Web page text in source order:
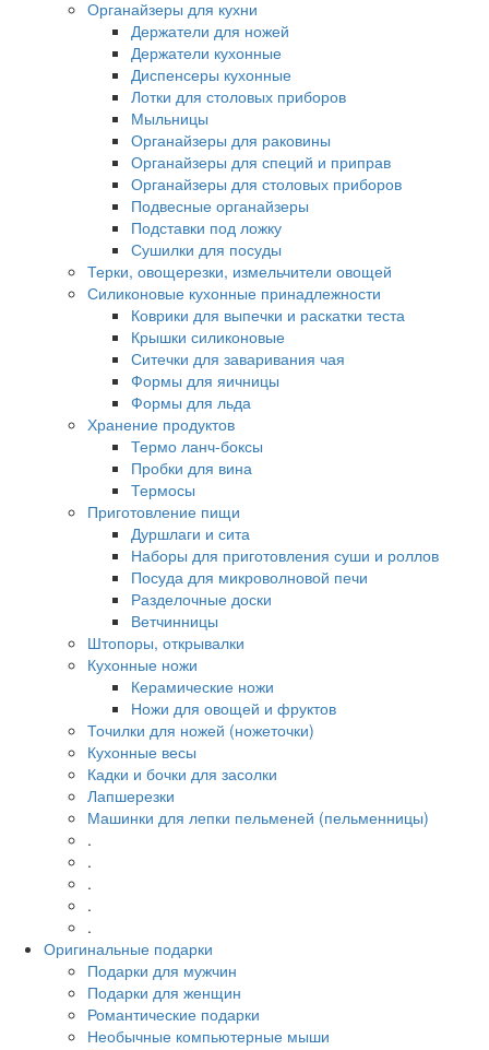
Органайзеры для кухни
Держатели для ножей
Держатели кухонные
Диспенсеры кухонные
Лотки для столовых приборов
Мыльницы
Органайзеры для раковины
Органайзеры для специй и приправ
Органайзеры для столовых приборов
Подвесные органайзеры
Подставки под ложку
Сушилки для посуды
Терки, овощерезки, измельчители овощей
Силиконовые кухонные принадлежности
Коврики для выпечки и раскатки теста
Крышки силиконовые
Ситечки для заваривания чая
Формы для яичницы
Формы для льда
Хранение продуктов
Термо ланч-боксы
Пробки для вина
Термосы
Приготовление пищи
Дуршлаги и сита
Наборы для приготовления суши и роллов
Посуда для микроволновой печи
Разделочные доски
Ветчинницы
Штопоры, открывалки
Кухонные ножи
Керамические ножи
Ножи для овощей и фруктов
Точилки для ножей (ножеточки)
Кухонные весы
Кадки и бочки для засолки
Лапшерезки
Машинки для лепки пельменей (пельменницы)
.
.
.
.
.
Оригинальные подарки
Подарки для мужчин
Подарки для женщин
Романтические подарки
Необычные компьютерные мыши